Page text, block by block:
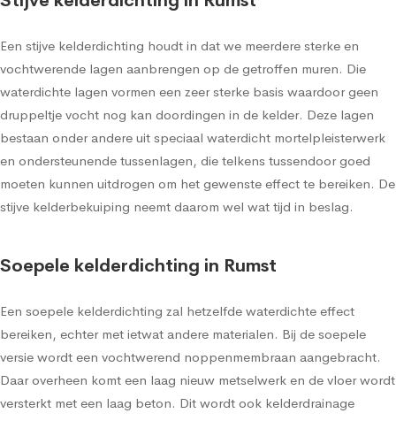
Een stijve kelderdichting houdt in dat we meerdere sterke en
vochtwerende lagen aanbrengen op de getroffen muren. Die
waterdichte lagen vormen een zeer sterke basis waardoor geen
druppeltje vocht nog kan doordingen in de kelder. Deze lagen
bestaan onder andere uit speciaal waterdicht mortelpleisterwerk
en ondersteunende tussenlagen, die telkens tussendoor goed
moeten kunnen uitdrogen om het gewenste effect te bereiken. De
stijve kelderbekuiping neemt daarom wel wat tijd in beslag.
Soepele kelderdichting in Rumst
Een soepele kelderdichting zal hetzelfde waterdichte effect
bereiken, echter met ietwat andere materialen. Bij de soepele
versie wordt een vochtwerend noppenmembraan aangebracht.
Daar overheen komt een laag nieuw metselwerk en de vloer wordt
versterkt met een laag beton. Dit wordt ook kelderdrainage